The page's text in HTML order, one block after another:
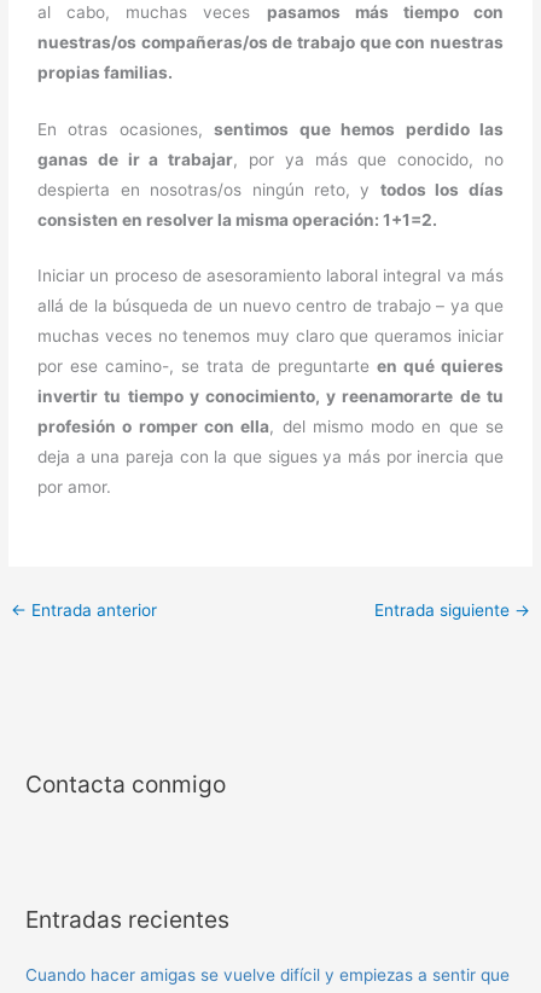
al cabo, muchas veces pasamos más tiempo con
nuestras/os compañeras/os de trabajo que con nuestras
propias familias.
En otras ocasiones,sentimos que hemos perdido las
ganas de ir a trabajar, por ya más que conocido, no
despierta en nosotras/os ningún reto, y todos los días
consisten en resolver la misma operación: 1+1=2.
Iniciar un proceso de asesoramiento laboral integral va más
allá de la búsqueda de un nuevo centro de trabajo – ya que
muchas veces no tenemos muy claro que queramos iniciar
por ese camino-, se trata de preguntarte en qué quieres
invertir tu tiempo y conocimiento, y reenamorarte de tu
profesión o romper con ella, del mismo modo en que se
deja a una pareja con la que sigues ya más por inercia que
por amor.
← Entrada anterior Entrada siguiente →
Contacta conmigo
Entradas recientes
Cuando hacer amigas se vuelve difícil y empiezas a sentir que